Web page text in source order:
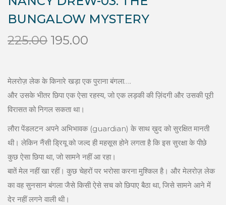
BUNGALOW MYSTERY
225.00 O
g
i
n
a
l
p
r
i
c
195.00
r
e
t
p
r
i
c
मेलरोज़ लेक के किनारे खड़ा एक पुराना बंगला….
और उसके भीतर छिपा एक ऐसा रहस्य, जो एक लड़की की ज़िंदगी और उसकी पूरी
विरासत को निगल सकता था।
लौरा पेंडलटन अपने अभिभावक (guardian) के साथ ख़ुद को सुरक्षित मानती
थी। लेकिन नैंसी ड्रियू को जल्द ही महसूस होने लगता है कि इस सुरक्षा के पीछे
कुछ ऐसा छिपा था, जो सामने नहीं आ रहा।
बातें मेल नहीं खा रहीं। कुछ चेहरों पर भरोसा करना मुश्किल है। और मेलरोज़ लेक
का वह सुनसान बंगला जैसे किसी ऐसे सच को छिपाए बैठा था, जिसे सामने आने में
देर नहीं लगने वाली थी।